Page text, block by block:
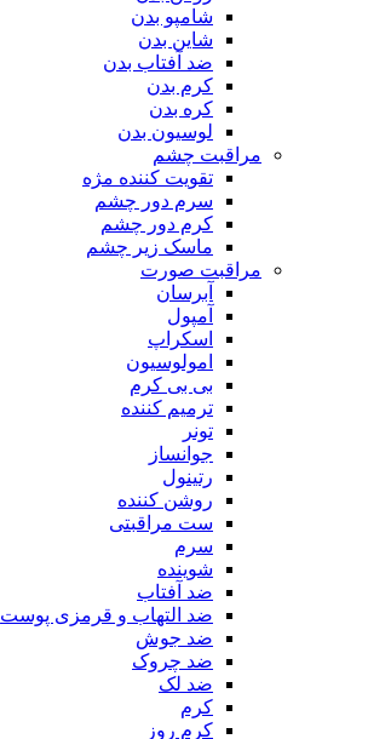
شامپو بدن
شاین بدن
ضد آفتاب بدن
کرم بدن
کره بدن
لوسیون بدن
مراقبت چشم
تقویت کننده مژه
سرم دور چشم
کرم دور چشم
ماسک زیر چشم
مراقبت صورت
آبرسان
آمپول
اسکراپ
امولوسیون
بی بی کرم
ترمیم کننده
تونر
جوانساز
رتینول
روشن کننده
ست مراقبتی
سرم
شوینده
ضد آفتاب
ضد التهاب و قرمزی پوست
‌ضد جوش
ضد چروک
ضد لک
کرم
کرم روز